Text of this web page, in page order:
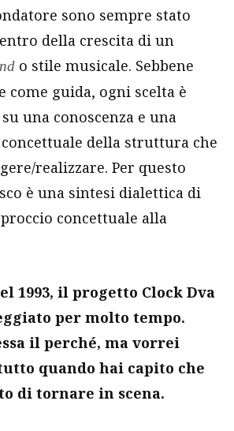
sono sempre stato
della crescita di un
o stile musicale. Sebbene
come guida, ogni scelta è
una conoscenza e una
della struttura che
realizzare. Per questo
è una sintesi dialettica di
concettuale alla
1993, il progetto Clock Dva
per molto tempo.
il perché, ma vorrei
quando hai capito che
di tornare in scena.